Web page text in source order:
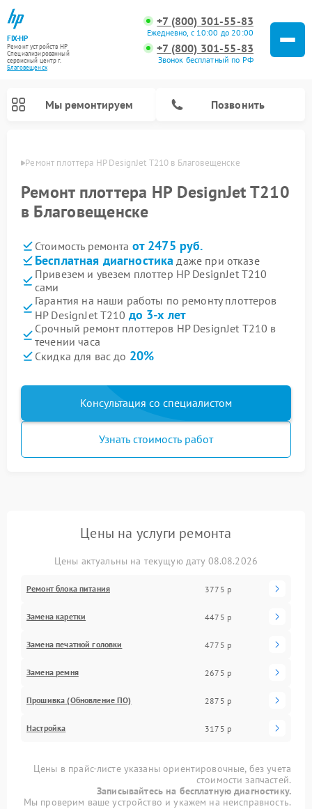
FIX-HP
Ремонт устройств HP
Специализированный
cервисный центр г.
Благовещенск
+7 (800) 301-55-83
Ежедневно, с 10:00 до 20:00
+7 (800) 301-55-83
Звонок бесплатный по РФ
Мы ремонтируем Позвонить
Ремонт плоттера HP DesignJet T210 в Благовещенске
Ремонт плоттера HP DesignJet T210
в Благовещенске
Стоимость ремонта от 2475 руб.
Бесплатная диагностика даже при отказе
Привезем и увезем плоттер HP DesignJet T210
сами
Гарантия на наши работы по ремонту плоттеров
HP DesignJet T210 до 3-х лет
Срочный ремонт плоттеров HP DesignJet T210 в
течении часа
Скидка для вас до 20%
Консультация со специалистом
Узнать стоимость работ
Цены на услуги ремонта
Цены актуальны на текущую дату 08.08.2026
Ремонт блока питания 3775 р
Замена каретки 4475 р
Замена печатной головки 4775 р
Замена ремня 2675 р
Прошивка (Обновление ПО) 2875 р
Настройка 3175 р
Цены в прайс-листе указаны ориентировочные, без учета
стоимости запчастей.
Записывайтесь на бесплатную диагностику.
Мы проверим ваше устройство и укажем на неисправность.